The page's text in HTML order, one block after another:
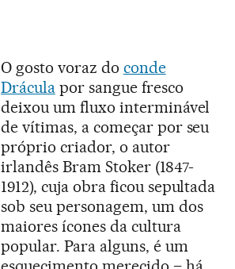
O gosto voraz do conde
Dráculapor sangue fresco
deixou um fluxo interminável
de vítimas, a começar por seu
próprio criador, o autor
irlandês Bram Stoker (1847-
1912), cuja obra ficou sepultada
sob seu personagem, um dos
maiores ícones da cultura
popular. Para alguns, é um